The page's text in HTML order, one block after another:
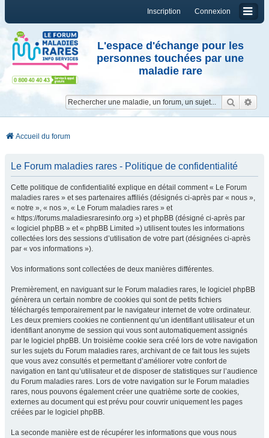
Connexion
Inscription
L'espace d'échange pour les
personnes touchées par une
maladie rare
Accueil du forum
Le Forum maladies rares - Politique de confidentialité
Cette politique de confidentialité explique en détail comment « Le Forum
maladies rares » et ses partenaires affiliés (désignés ci-après par « nous »,
« notre », « nos », « Le Forum maladies rares » et
« https://forums.maladiesraresinfo.org ») et phpBB (désigné ci-après par
« logiciel phpBB » et « phpBB Limited ») utilisent toutes les informations
collectées lors des sessions d’utilisation de votre part (désignées ci-après
par « vos informations »).
Vos informations sont collectées de deux manières différentes.
Premièrement, en naviguant sur le Forum maladies rares, le logiciel phpBB
génèrera un certain nombre de cookies qui sont de petits fichiers
téléchargés temporairement par le navigateur internet de votre ordinateur.
Les deux premiers cookies ne contiennent qu’un identifiant utilisateur et un
identifiant anonyme de session qui vous sont automatiquement assignés
par le logiciel phpBB. Un troisième cookie sera créé lors de votre navigation
sur les sujets du Forum maladies rares, archivant de ce fait tous les sujets
que vous avez consultés et permettant d’améliorer votre confort de
navigation en tant qu’utilisateur et de disposer de statistiques sur l’audience
du Forum maladies rares. Lors de votre navigation sur le Forum maladies
rares, nous pouvons également créer une quatrième sorte de cookies,
externes au document qui est prévu pour couvrir uniquement les pages
créées par le logiciel phpBB.
La seconde manière est de récupérer les informations que vous nous